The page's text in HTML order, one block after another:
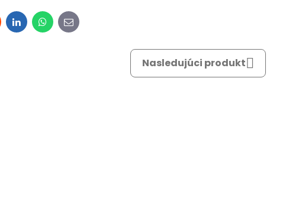
LinkedInWhatsApp
E-
mail
Nasledujúci produkt